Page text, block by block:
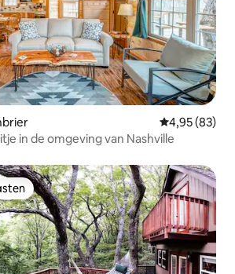
Gemiddelde
4,95 (83)
in de omgeving van Nashville